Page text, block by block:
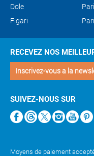
Dole
Figari
RECEVEZ NOS
Inscrivez-vous a la
SUIVEZ-NOUS SUR
Moyens de paiement